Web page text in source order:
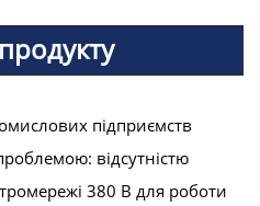
підприємств
відсутністю
380 В для роботи